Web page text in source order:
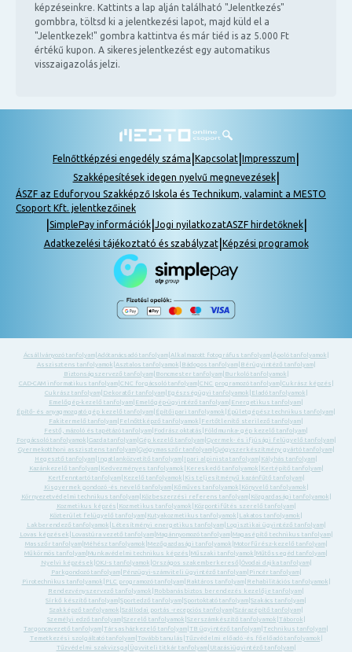
képzéseinkre. Kattints a lap alján található "Jelentkezés"
gombbra, töltsd ki a jelentkezési lapot, majd küld el a
"Jelentkezek!" gombra kattintva és már tiéd is az 5.000 Ft
értékű kupon. A sikeres jelentkezést egy automatikus
visszaigazolás jelzi.
Felnőttképzési engedély száma Kapcsolat Impresszum
Szakképesítések idegen nyelvű megnevezések|
ÁSZF az Eduforyou Szakképző Iskola és Technikum, valamint a MESTO
Csoport Kft. jelentkezőinek
SimplePay információk| Jogi nyilatkozatASZF hirdetőknek|
Adatkezelési tájékoztató és szabályzat| Képzési programok
Ácsállványozó tanfolyam| Adótanácsadó tanfolyam| Alkalmazott fotográfus tanfolyam| Ápoló tanfolyamok
Asszisztens tanfolyamok Asztalos tanfolyamok Bádogos tanfolyam| Bérügyintéző tanfolyam|
Biztonságszervező tanfolyam| Boncmester tanfolyam| Burkoló tanfolyamok
CAD-CAM informatikus tanfolyam| CNC forgácsoló tanfolyam| CNC programozó tanfolyam| Cukrász képzés
Cukrász tanfolyam| Dekoratőr tanfolyam| Egészségügyi tanfolyamok Eladó tanfolyamok
Emelőgép-kezelő tanfolyam Emelőgép-ügyintéző tanfolyam Energetikus tanfolyam
Építő- és anyagmozgató gép kezelő tanfolyam Építőipari tanfolyamok Épületgépész technikus tanfolyam
Fakitermelő tanfolyam Felnőttképző tanfolyamok Fertőtlenítő sterilező tanfolyam
Festő, mázoló és tapétázó tanfolyam Fodrász oktatás Földmunka- gép kezelő tanfolyam
Forgácsoló tanfolyamok Gazda tanfolyam| Gép kezelő tanfolyam| Gyermek- és ifjúsági felügyelő tanfolyam|
Gyermekotthoni asszisztens tanfolyam| Gyógymasszőr tanfolyam| Gyógyszerkészítmény gyártó tanfolyam|
Hegesztő tanfolyam Ingatlanközvetítő tanfolyam Ipari alpinista tanfolyam Kályhás tanfolyam
Kazánkezelő tanfolyam| Kedvezményes tanfolyamok Kereskedő tanfolyamok Kertépítő tanfolyam|
Kertfenntartó tanfolyam| Kezelő tanfolyamok Kis teljesítményű kazánfűtő tanfolyam|
Kisgyermek gondozó -és nevelő tanfolyam| Kőműves tanfolyamok Könyvelő tanfolyamok
Környezetvédelmi technikus tanfolyam| Közbeszerzési referens tanfolyam| Közgazdasági tanfolyamok
Kozmetikus képzés Kozmetikus tanfolyamok Központifűtés szerelő tanfolyam|
Közterület felügyelő tanfolyam Kutyakozmetikus tanfolyamok Lakatos tanfolyamok
Lakberendező tanfolyamok Létesítményi energetikus tanfolyam| Logisztikai ügyintéző tanfolyam|
Lovas képzések Lovastúra vezető tanfolyam| Magánnyomozó tanfolyam| Magasépítő technikus tanfolyam|
Masszőr tanfolyam| Méhész tanfolyamok Mezőgazdasági tanfolyamok Motorfűrész-kezelő tanfolyam|
Műkörmös tanfolyam Munkavédelmi technikus képzés Műszaki tanfolyamok Műtőssegéd tanfolyam
Nyelvi képzések OKJ-s tanfolyamok Országos szakemberkereső Óvodai dajka tanfolyam|
Parkgondozó tanfolyam| Pénzügyi-számviteli ügyintéző tanfolyam| Pincér tanfolyam|
Pirotechnikus tanfolyamok PLC programozó tanfolyam| Raktáros tanfolyam| Rehabilitációs tanfolyamok
Rendezvényszervező tanfolyamok Robbanásbiztos berendezés kezelője tanfolyam
Sírkő készítő tanfolyam Sportedző tanfolyam Sportoktató tanfolyam Szakács tanfolyam
Szakképző tanfolyamok Szállodai portás -recepciós tanfolyam| Szárazépítő tanfolyam|
Személyi edző tanfolyam| Szerelő tanfolyamok Szerszámkészítő tanfolyamok Táborok
Targoncavezető tanfolyam Társasházkezelő tanfolyam TB ügyintéző tanfolyam Technikus tanfolyam
Temetkezési szolgáltató tanfolyam| Tovább tanulás Tűzvédelmi előadó -és főelőadó tanfolyamok
Tűzvédelmi szakvizsga| Ügyviteli titkár tanfolyam| Utazásiügyintéző tanfolyam|